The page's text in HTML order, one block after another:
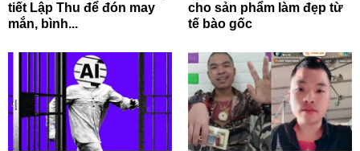
tiết Lập Thu để đón may
mắn, bình...
cho sản phẩm làm đẹp từ
tế bào gốc